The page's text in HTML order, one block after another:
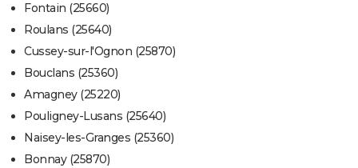
Fontain (25660)
Roulans (25640)
Cussey-sur-l'Ognon (25870)
Bouclans (25360)
Amagney (25220)
Pouligney-Lusans (25640)
Naisey-les-Granges (25360)
Bonnay (25870)